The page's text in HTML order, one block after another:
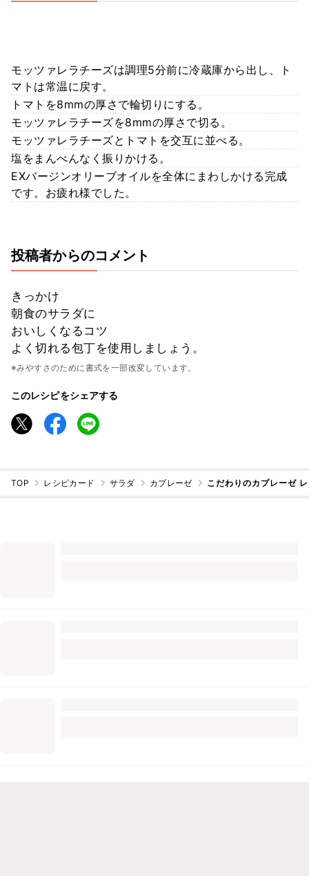
モッツァレラチーズは調理5分前に冷蔵庫から出し、ト
マトは常温に戻す。
トマトを8mmの厚さで輪切りにする。
モッツァレラチーズを8mmの厚さで切る。
モッツァレラチーズとトマトを交互に並べる。
塩をまんべんなく振りかける。
EXバージンオリーブオイルを全体にまわしかける完成
です。お疲れ様でした。
投稿者からのコメント
きっかけ
朝食のサラダに
おいしくなるコツ
よく切れる包丁を使用しましょう。
※みやすさのために書式を一部改変しています。
このレシピをシェアする
TOP レシピカード サラダ カプレーゼ こだわりのカプレーゼ